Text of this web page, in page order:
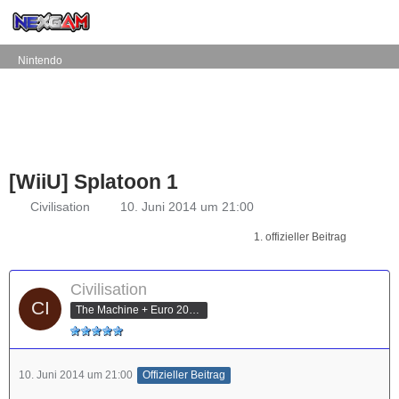
Nintendo
[WiiU] Splatoon 1
Civilisation 10. Juni 2014 um 21:00
1. offizieller Beitrag
Civilisation
10. Juni 2014 um 21:00 Offizieller Beitrag